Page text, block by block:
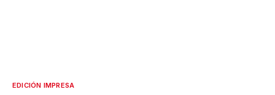
EDICIÓN IMPRESA